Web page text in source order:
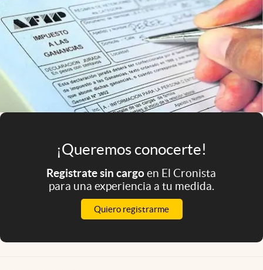
Eventos Corporativos
El Cronista Studio
Mediakit
abre en nueva pestaña
Argentina
¡Queremos conocerte!
Registrate sin cargoen El Cronista
para una experiencia a tu medida.
Quiero registrarme